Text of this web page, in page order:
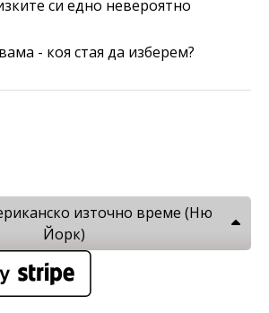
си едно невероятно
- коя стая да изберем?
източно време (Ню
Йорк)